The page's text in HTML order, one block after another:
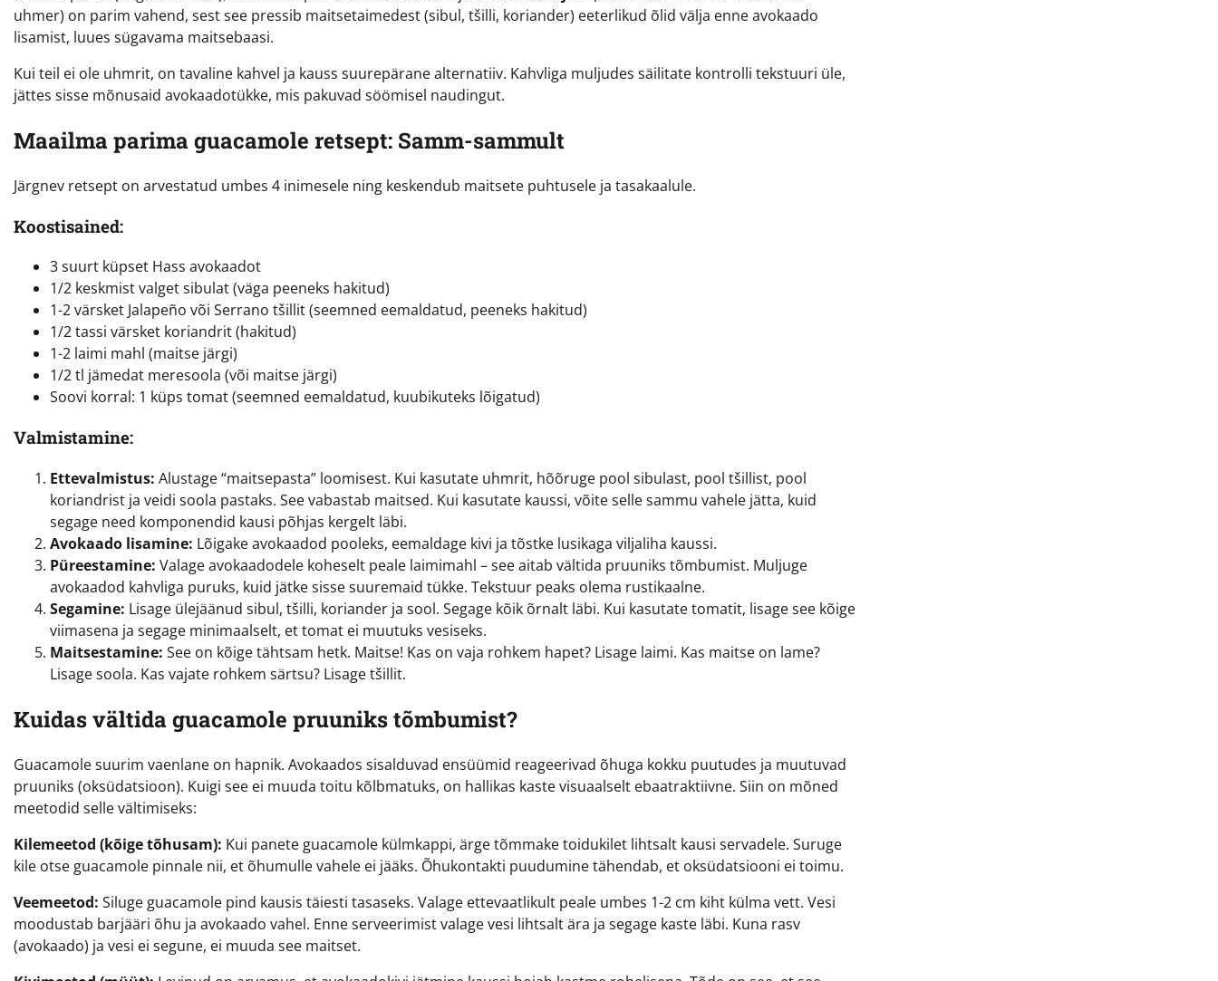
uhmer) on parim vahend, sest see pressib maitsetaimedest (sibul, tšilli, koriander) eeterlikud õlid välja enne avokaado
lisamist, luues sügavama maitsebaasi.
Kui teil ei ole uhmrit, on tavaline kahvel ja kauss suurepärane alternatiiv. Kahvliga muljudes säilitate kontrolli tekstuuri üle,
jättes sisse mõnusaid avokaadotükke, mis pakuvad söömisel naudingut.
Maailma parima guacamole retsept: Samm-sammult
Järgnev retsept on arvestatud umbes 4 inimesele ning keskendub maitsete puhtusele ja tasakaalule.
Koostisained:
3 suurt küpset Hass avokaadot
1/2 keskmist valget sibulat (väga peeneks hakitud)
1-2 värsket Jalapeño või Serrano tšillit (seemned eemaldatud, peeneks hakitud)
1/2 tassi värsket koriandrit (hakitud)
1-2 laimi mahl (maitse järgi)
1/2 tl jämedat meresoola (või maitse järgi)
Soovi korral: 1 küps tomat (seemned eemaldatud, kuubikuteks lõigatud)
Valmistamine:
Ettevalmistus: Alustage “maitsepasta” loomisest. Kui kasutate uhmrit, hõõruge pool sibulast, pool tšillist, pool
koriandrist ja veidi soola pastaks. See vabastab maitsed. Kui kasutate kaussi, võite selle sammu vahele jätta, kuid
segage need komponendid kausi põhjas kergelt läbi.
Avokaado lisamine: Lõigake avokaadod pooleks, eemaldage kivi ja tõstke lusikaga viljaliha kaussi.
Püreestamine: Valage avokaadodele koheselt peale laimimahl – see aitab vältida pruuniks tõmbumist. Muljuge
avokaadod kahvliga puruks, kuid jätke sisse suuremaid tükke. Tekstuur peaks olema rustikaalne.
Segamine: Lisage ülejäänud sibul, tšilli, koriander ja sool. Segage kõik õrnalt läbi. Kui kasutate tomatit, lisage see kõige
viimasena ja segage minimaalselt, et tomat ei muutuks vesiseks.
Maitsestamine: See on kõige tähtsam hetk. Maitse! Kas on vaja rohkem hapet? Lisage laimi. Kas maitse on lame?
Lisage soola. Kas vajate rohkem särtsu? Lisage tšillit.
Kuidas vältida guacamole pruuniks tõmbumist?
Guacamole suurim vaenlane on hapnik. Avokaados sisalduvad ensüümid reageerivad õhuga kokku puutudes ja muutuvad
pruuniks (oksüdatsioon). Kuigi see ei muuda toitu kõlbmatuks, on hallikas kaste visuaalselt ebaatraktiivne. Siin on mõned
meetodid selle vältimiseks:
Kilemeetod (kõige tõhusam): Kui panete guacamole külmkappi, ärge tõmmake toidukilet lihtsalt kausi servadele. Suruge
kile otse guacamole pinnale nii, et õhumulle vahele ei jääks. Õhukontakti puudumine tähendab, et oksüdatsiooni ei toimu.
Veemeetod: Siluge guacamole pind kausis täiesti tasaseks. Valage ettevaatlikult peale umbes 1-2 cm kiht külma vett. Vesi
moodustab barjääri õhu ja avokaado vahel. Enne serveerimist valage vesi lihtsalt ära ja segage kaste läbi. Kuna rasv
(avokaado) ja vesi ei segune, ei muuda see maitset.